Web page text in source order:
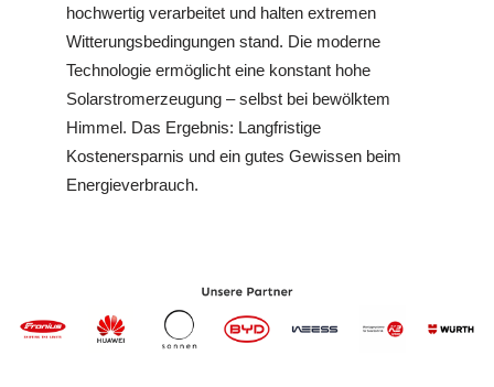
hochwertig verarbeitet und halten extremen
Witterungsbedingungen stand. Die moderne
Technologie ermöglicht eine konstant hohe
Solarstromerzeugung – selbst bei bewölktem
Himmel. Das Ergebnis: Langfristige
Kostenersparnis und ein gutes Gewissen beim
Energieverbrauch.